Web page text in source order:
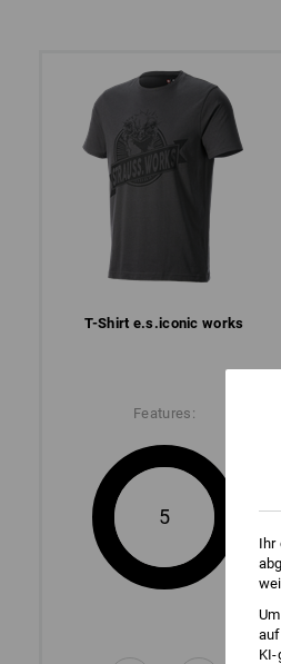
IM
und einfach herrlich
praktischer Ausstattung und
Workwear, die selten so
entdecke die Kollektion
T-Shirt e.s.​iconic works
Features:
5
Ihr